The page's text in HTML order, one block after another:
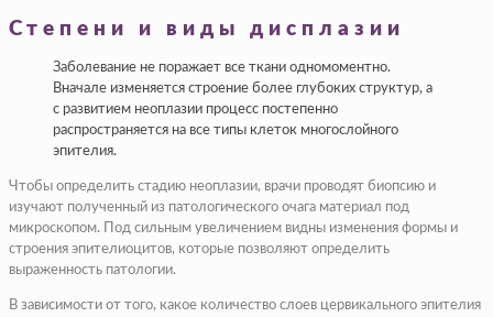
Степени и виды дисплазии
Заболевание не поражает все ткани одномоментно.
Вначале изменяется строение более глубоких структур, а
с развитием неоплазии процесс постепенно
распространяется на все типы клеток многослойного
эпителия.
Чтобы определить стадию неоплазии, врачи проводят биопсию и
изучают полученный из патологического очага материал под
микроскопом. Под сильным увеличением видны изменения формы и
строения эпителиоцитов, которые позволяют определить
выраженность патологии.
В зависимости от того, какое количество слоев цервикального эпителия